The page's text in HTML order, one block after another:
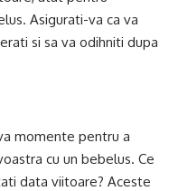
Asigurati-va ca va
si sa va odihniti dupa
momente pentru a
cu un bebelus. Ce
data viitoare? Aceste